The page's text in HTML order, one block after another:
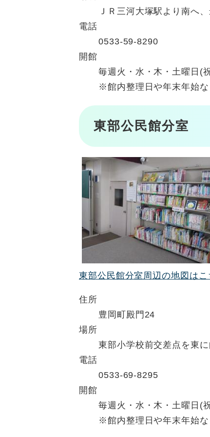
ＪＲ三河大塚駅より南へ
電話
0533-59-8290
開館
毎週火・水・木・土曜日(
※館内整理日や年末年始な
東部公民館分室
東部公民館分室周辺の地図はこ
住所
豊岡町殿門24
場所
東部小学校前交差点を東
電話
0533-69-8295
開館
毎週火・水・木・土曜日(
※館内整理日や年末年始な